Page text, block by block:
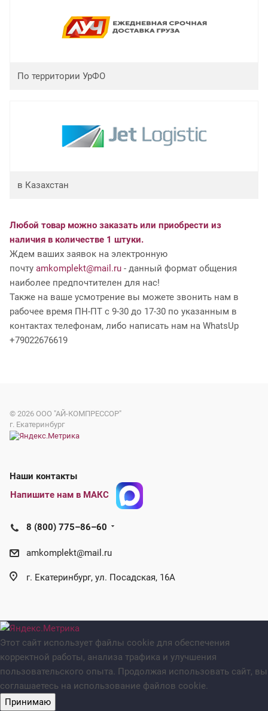
По территории УрФО
в Казахстан
Любой товар можно заказать или приобрести из
наличия в количестве 1 штуки.
Ждем ваших заявок на электронную
почту amkomplekt@mail.ru - данный формат общения
наиболее предпочтителен для нас!
Также на ваше усмотрение вы можете звонить нам в
рабочее время ПН-ПТ с 9-30 до 17-30 по указанным в
контактах телефонам, либо написать нам на WhatsUp
+79022676619
© 2026 ООО "АЙ-КОМПРЕССОР"
г. Екатеринбург
Наши контакты
Напишите нам в МАКС
8 (800) 775–86–60
amkomplekt@mail.ru
г. Екатеринбург, ул. Посадская, 16А
Этот сайт использует файлы cookie для обеспечения
корректной работы, анализа трафика и улучшения
пользовательского опыта. Продолжая использовать сайт, вы
соглашаетесь на использование файлов cookie.
Принимаю